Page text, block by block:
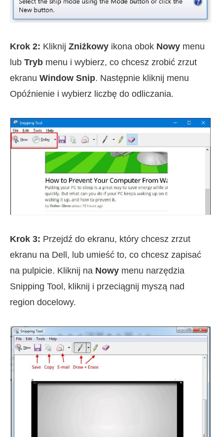
Krok 2: Kliknij Zniżkowy ikona obok Nowy menu
lub Tryb menu i wybierz, co chcesz zrobić zrzut
ekranu Window Snip. Następnie kliknij menu
Opóźnienie i wybierz liczbę do odliczania.
Krok 3: Przejdź do ekranu, który chcesz zrzut
ekranu na Dell, lub umieść to, co chcesz zapisać
na pulpicie. Kliknij na Nowy menu narzędzia
Snipping Tool, kliknij i przeciągnij myszą nad
region docelowy.